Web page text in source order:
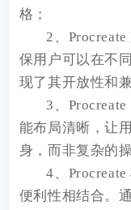
格；
2、
保用户可以在不
现了其开放性和
3、
能布局清晰，让
身，而非复杂的
4、
便利性相结合。